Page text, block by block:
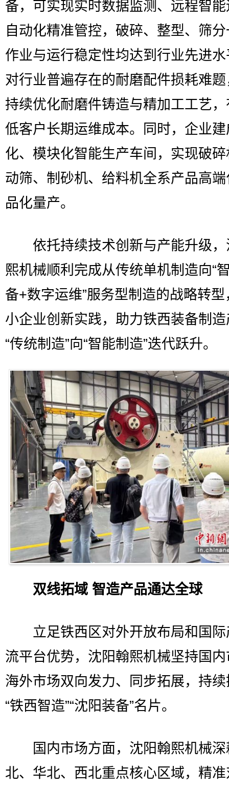
备，可实现实时数据监测、远程智
自动化精准管控，破碎、整型、筛
作业与运行稳定性均达到行业先进
对行业普遍存在的耐磨配件损耗难
持续优化耐磨件铸造与精加工工艺
低客户长期运维成本。同时，企业
化、模块化智能生产车间，实现破
动筛、制砂机、给料机全系产品高
品化量产。
依托持续技术创新与产能升级，
熙机械顺利完成从传统单机制造向“
备+数字运维”服务型制造的战略转
小企业创新实践，助力铁西装备制
“传统制造”向“智能制造”迭代跃升。
双线拓域 智造产品通达全球
立足铁西区对外开放布局和国际
流平台优势，沈阳翰熙机械坚持国
海外市场双向发力、同步拓展，持
“铁西智造”“沈阳装备”名片。
国内市场方面，沈阳翰熙机械深
北、华北、西北重点核心区域，精